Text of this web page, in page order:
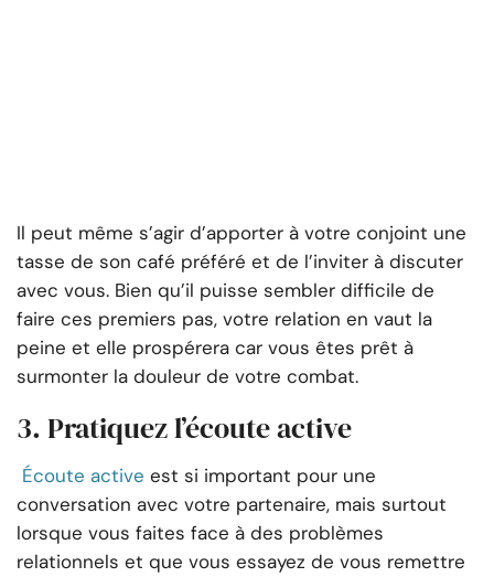
Il peut même s’agir d’apporter à votre conjoint une
tasse de son café préféré et de l’inviter à discuter
avec vous. Bien qu’il puisse sembler difficile de
faire ces premiers pas, votre relation en vaut la
peine et elle prospérera car vous êtes prêt à
surmonter la douleur de votre combat.
3. Pratiquez l’écoute active
Écoute active est si important pour une
conversation avec votre partenaire, mais surtout
lorsque vous faites face à des problèmes
relationnels et que vous essayez de vous remettre